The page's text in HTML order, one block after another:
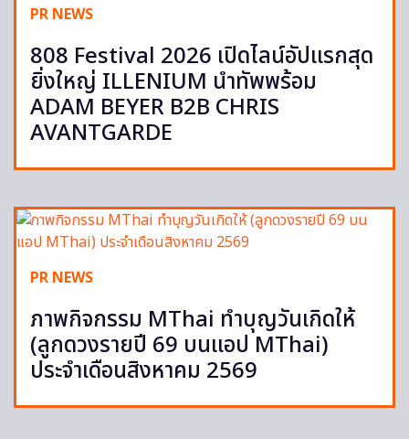
PR NEWS
808 Festival 2026 เปิดไลน์อัปแรกสุด
ยิ่งใหญ่ ILLENIUM นำทัพพร้อม
ADAM BEYER B2B CHRIS
AVANTGARDE
PR NEWS
ภาพกิจกรรม MThai ทำบุญวันเกิดให้
(ลูกดวงรายปี 69 บนแอป MThai)
ประจำเดือนสิงหาคม 2569